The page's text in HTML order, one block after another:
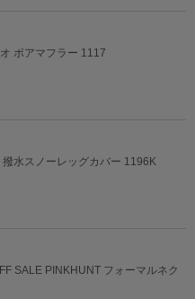
ボアマフラー 1117
水スノーレッグカバー 1196K
SALE PINKHUNT フォーマルネク